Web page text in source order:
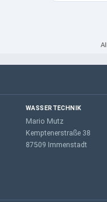
WASSERTECHNIK
Mario Mutz
Kemptenerstraße 38
87509 Immenstadt